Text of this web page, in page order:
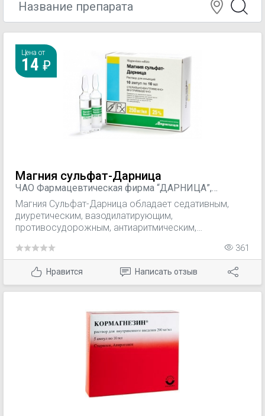
Цена от
14
Магния сульфат-Дарница
ЧАО Фармацевтическая фирма “ДАРНИЦА”,
Украина
Магния Сульфат-Дарница обладает седативным,
диуретическим, вазодилатирующим,
противосудорожным, антиаритмическим,
361
Нравится Написать отзыв